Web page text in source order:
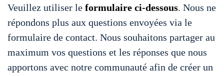
o
k
r e
s
I
n
s
A
p
e
n
g
a
g
e
Veuillez utiliser le formulaire ci-dessous. Nous ne
répondons plus aux questions envoyées via le
formulaire de contact. Nous souhaitons partager au
maximum vos questions et les réponses que nous
apportons avec notre communauté afin de créer un